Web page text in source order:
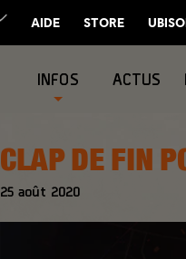
INFOS ACTUS
25 août 2020
CLAP DE FIN